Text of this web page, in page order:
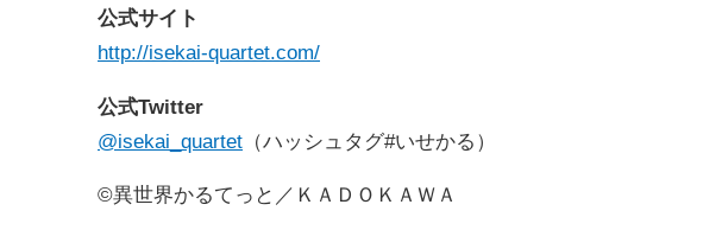
公式サイト
http://isekai-quartet.com/
公式Twitter
@isekai_quartet （ハッシュタグ#いせかる）
©異世界かるてっと／ＫＡＤＯＫＡＷＡ